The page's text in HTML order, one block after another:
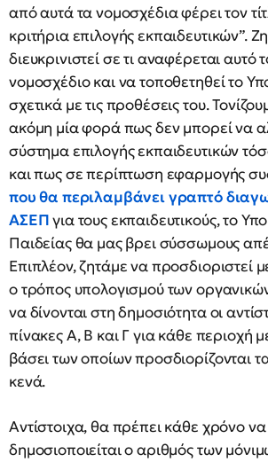
από αυτά τα νομοσχέδια φέρει τον
κριτήρια επιλογής εκπαιδευτικών”.
διευκρινιστεί σε τι αναφέρεται αυτό
νομοσχέδιο και να τοποθετηθεί το
σχετικά με τις προθέσεις του.
ακόμη μία φορά πως δεν μπορεί να
σύστημα επιλογής εκπαιδευτικών
και πως σε περίπτωση εφαρμογής
που θα περιλαμβάνει γραπτό
ΑΣΕΠγια τους εκπαιδευτικούς, το
Παιδείας θα μας βρει σύσσωμους
Επιπλέον, ζητάμε να προσδιοριστεί
ο τρόπος υπολογισμού των
να δίνονται στη δημοσιότητα οι
πίνακες Α, Β και Γ για κάθε περιοχή
βάσει των οποίων προσδιορίζονται
κενά.
Αντίστοιχα, θα πρέπει κάθε χρόνο να
δημοσιοποιείται ο αριθμός των